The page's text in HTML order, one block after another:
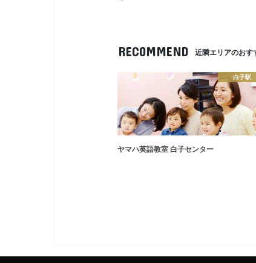
RECOMMEND 近隣エリアのおす
白子駅
ヤマハ英語教室 白子センター